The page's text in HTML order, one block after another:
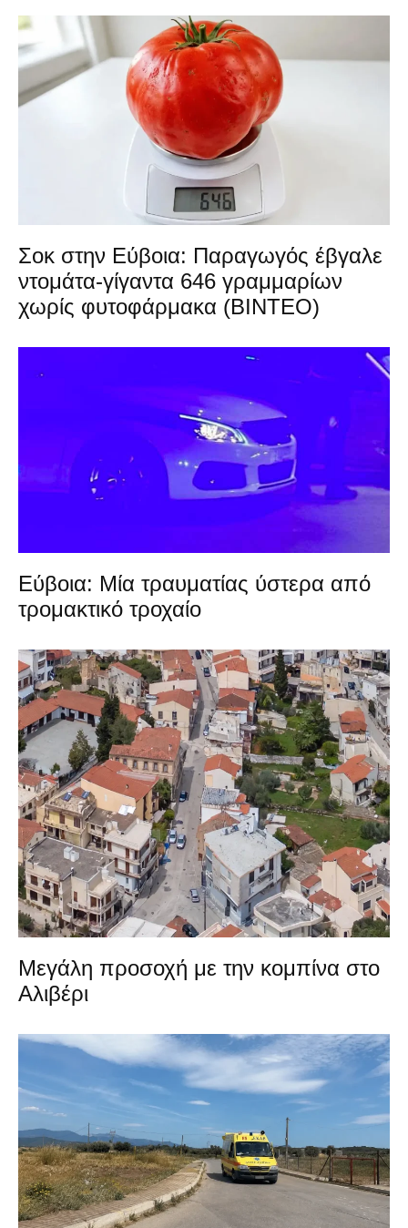
Σοκ στην Εύβοια: Παραγωγός έβγαλε
ντομάτα-γίγαντα 646 γραμμαρίων
χωρίς φυτοφάρμακα (ΒΙΝΤΕΟ)
Εύβοια: Μία τραυματίας ύστερα από
τρομακτικό τροχαίο
Μεγάλη προσοχή με την κομπίνα στο
Αλιβέρι